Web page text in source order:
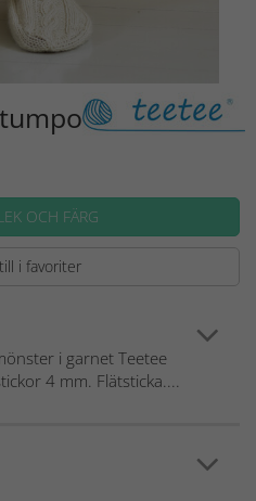
OCH FÄRG
i favoriter
i garnet Teetee
4 mm. Flätsticka....